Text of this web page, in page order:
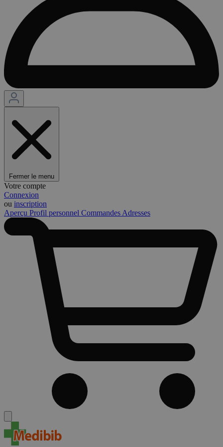
Fermer le menu
Votre compte
Connexion
ou inscription
Aperçu Profil personnel Commandes Adresses